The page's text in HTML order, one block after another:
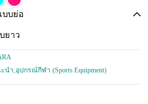
บบย่อ
ยาว
นำ,อุปกรณ์กีฬา (Sports Equipment)